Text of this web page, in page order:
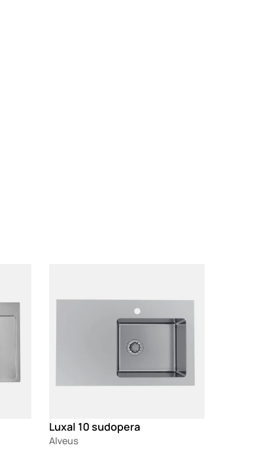
Luxal 10 sudopera
Alveus